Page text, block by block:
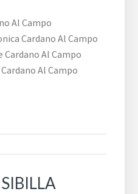
Al Campo
Cardano Al Campo
Al Campo
Al Campo